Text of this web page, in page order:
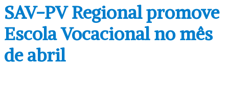
SAV-PV Regional promove
Escola Vocacional no mês
de abril